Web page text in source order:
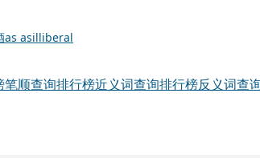
as asilliberal
笔顺查询排行榜近义词查询排行榜反义词查